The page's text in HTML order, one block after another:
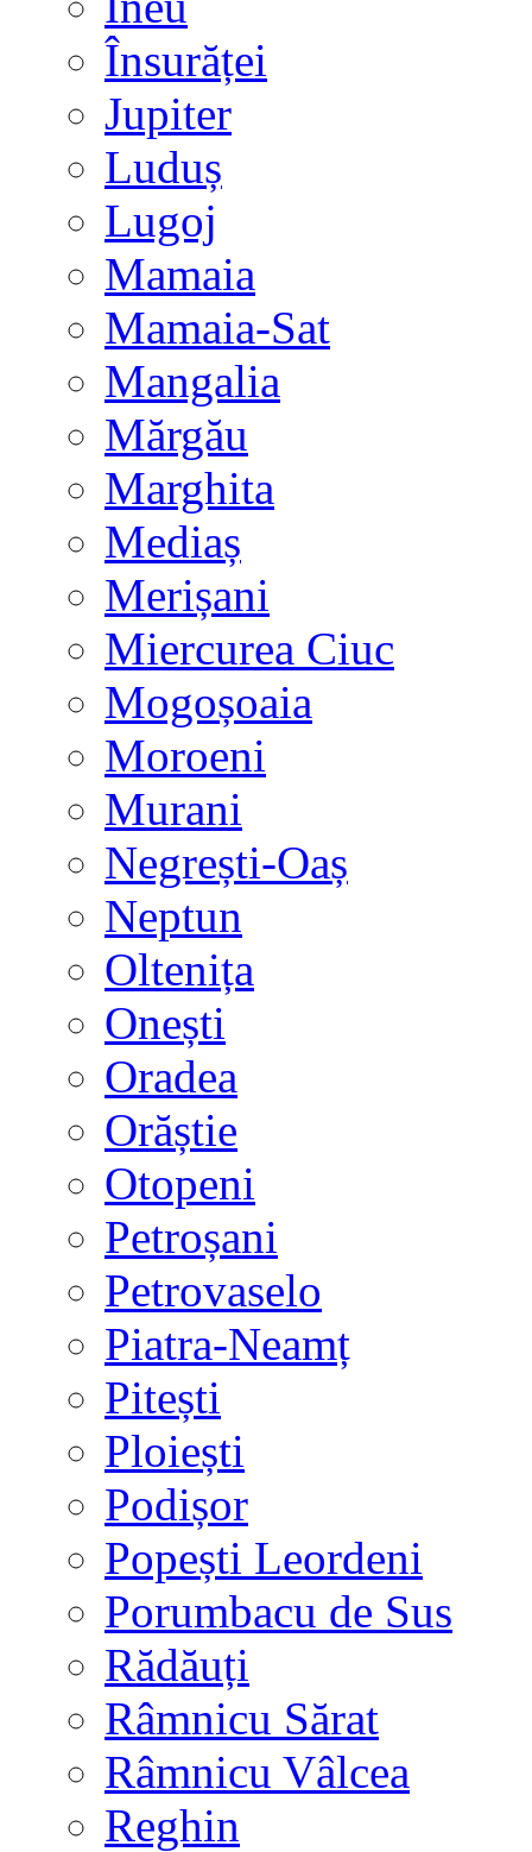
Însurăței
Jupiter
Luduș
Lugoj
Mamaia
Mamaia-Sat
Mangalia
Mărgău
Marghita
Mediaș
Merișani
Miercurea Ciuc
Mogoșoaia
Moroeni
Murani
Negrești-Oaș
Neptun
Oltenița
Onești
Oradea
Orăștie
Otopeni
Petroșani
Petrovaselo
Piatra-Neamț
Pitești
Ploiești
Podișor
Popești Leordeni
Porumbacu de Sus
Rădăuți
Râmnicu Sărat
Râmnicu Vâlcea
Reghin